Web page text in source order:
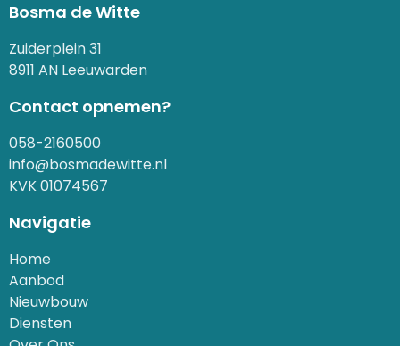
Bosma de Witte
Zuiderplein 31
8911 AN Leeuwarden
Contact opnemen?
058-2160500
info@bosmadewitte.nl
KVK 01074567
Navigatie
Home
Aanbod
Nieuwbouw
Diensten